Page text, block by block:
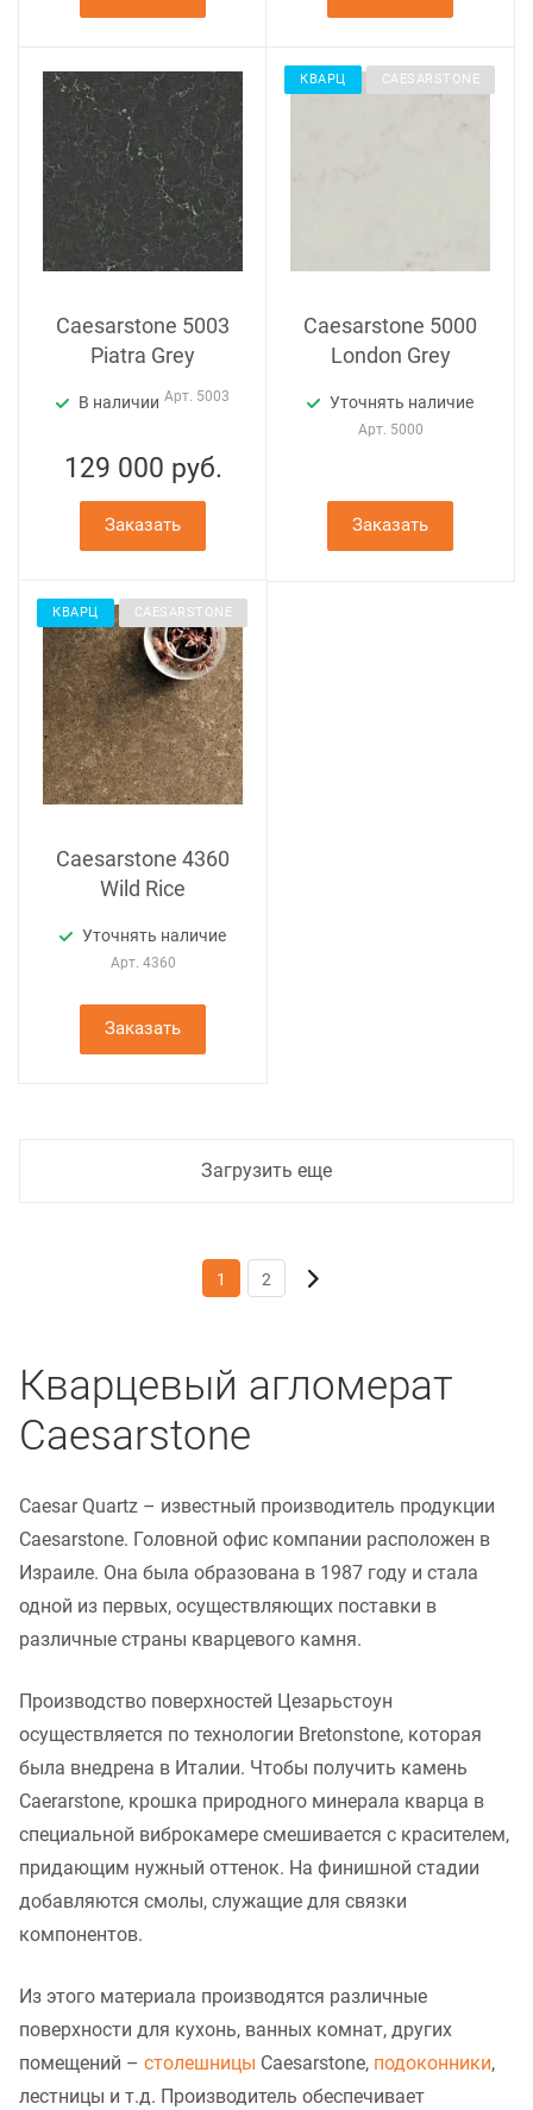
Caesarstone 5003
Piatra Grey
В наличии Арт. 5003
129 000 руб.
Заказать
КВАРЦ CAESARSTONE
Caesarstone 5000
London Grey
Уточнять наличие
Арт. 5000
Заказать
КВАРЦ CAESARSTONE
Caesarstone 4360
Wild Rice
Уточнять наличие
Арт. 4360
Заказать
Загрузить еще
1 2
Кварцевый агломерат
Caesarstone
Caesar Quartz – известный производитель продукции
Caesarstone. Головной офис компании расположен в
Израиле. Она была образована в 1987 году и стала
одной из первых, осуществляющих поставки в
различные страны кварцевого камня.
Производство поверхностей Цезарьстоун
осуществляется по технологии Bretonstone, которая
была внедрена в Италии. Чтобы получить камень
Caerarstone, крошка природного минерала кварца в
специальной виброкамере смешивается с красителем,
придающим нужный оттенок. На финишной стадии
добавляются смолы, служащие для связки
компонентов.
Из этого материала производятся различные
поверхности для кухонь, ванных комнат, других
помещений – столешницы Caesarstone, подоконники,
лестницы и т.д. Производитель обеспечивает